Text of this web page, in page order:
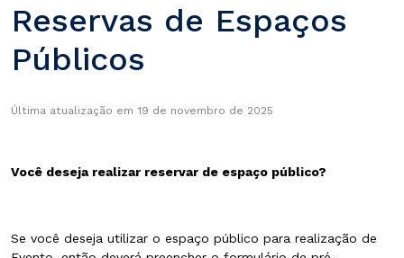
Reservas de Espaços
Públicos
Última atualização em 19 de novembro de 2025
Você deseja realizar reservar de espaço público?
Se você deseja utilizar o espaço público para realização de